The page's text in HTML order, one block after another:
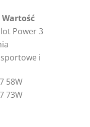
Wartość
Power 3
i
58W
73W